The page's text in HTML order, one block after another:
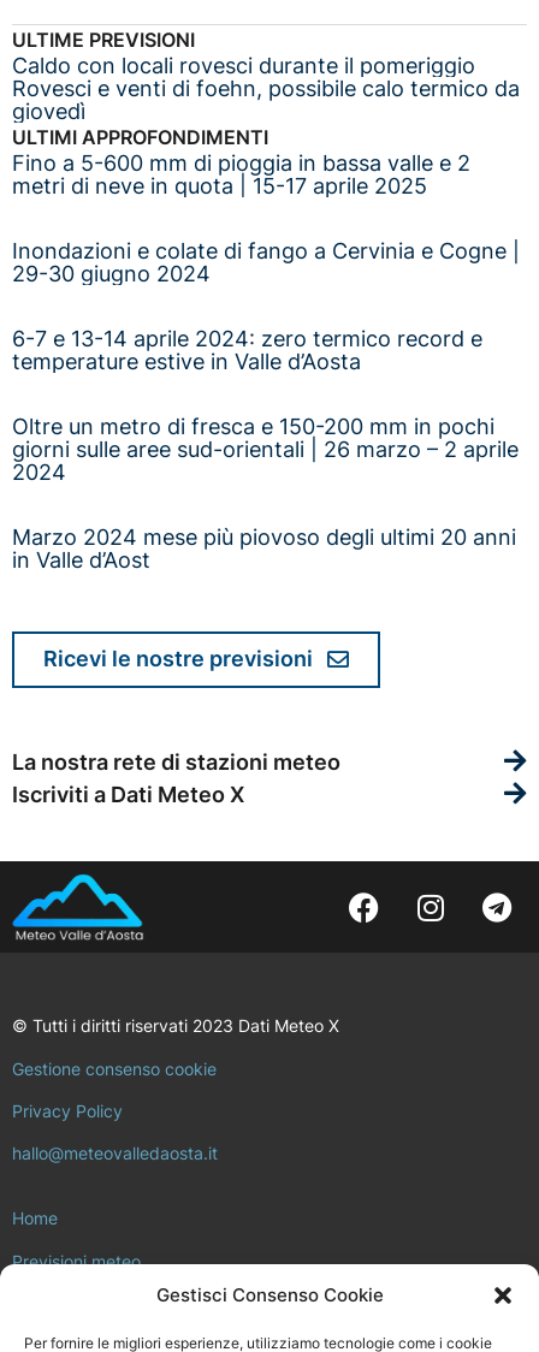
Gestisci Consenso Cookie
Per fornire le migliori esperienze, utilizziamo tecnologie come i cookie
ULTIME PREVISIONI
Caldo con locali rovesci durante il pomeriggio
Rovesci e venti di foehn, possibile calo termico da
giovedì
ULTIMI APPROFONDIMENTI
Fino a 5-600 mm di pioggia in bassa valle e 2
metri di neve in quota | 15-17 aprile 2025
Inondazioni e colate di fango a Cervinia e Cogne |
29-30 giugno 2024
6-7 e 13-14 aprile 2024: zero termico record e
temperature estive in Valle d’Aosta
Oltre un metro di fresca e 150-200 mm in pochi
giorni sulle aree sud-orientali | 26 marzo – 2 aprile
2024
Marzo 2024 mese più piovoso degli ultimi 20 anni
in Valle d’Aost
Ricevi le nostre previsioni
La nostra rete di stazioni meteo
Iscriviti a Dati Meteo X
© Tutti i diritti riservati 2023 Dati Meteo X
Gestione consenso cookie
Privacy Policy
hallo@meteovalledaosta.it
Home
Previsioni meteo
Approfondimenti meteo e clima
Consulta la rete di stazioni meteo